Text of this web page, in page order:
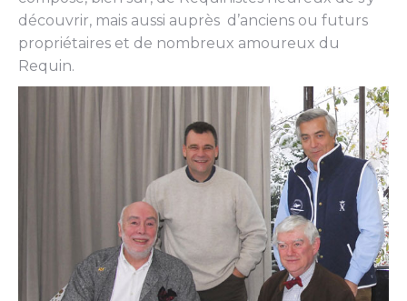
découvrir, mais aussi auprès d’anciens ou futurs
propriétaires et de nombreux amoureux du
Requin.